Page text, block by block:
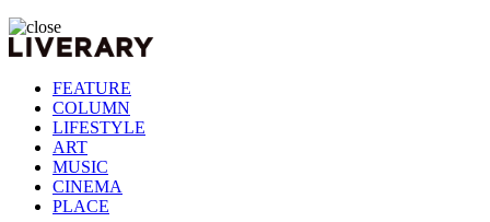
FEATURE
COLUMN
LIFESTYLE
ART
MUSIC
CINEMA
PLACE